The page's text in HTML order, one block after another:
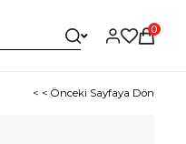
0
< < Önceki Sayfaya Dön